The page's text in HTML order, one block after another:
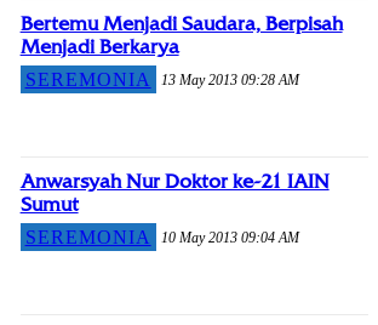
Bertemu Menjadi Saudara, Berpisah
Menjadi Berkarya
SEREMONIA 13 May 2013 09:28 AM
Anwarsyah Nur Doktor ke-21 IAIN
Sumut
SEREMONIA 10 May 2013 09:04 AM